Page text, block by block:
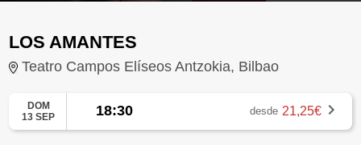
LOS AMANTES
Teatro Campos Elíseos Antzokia, Bilbao
DOM
13 SEP
18:30 desde 21,25€